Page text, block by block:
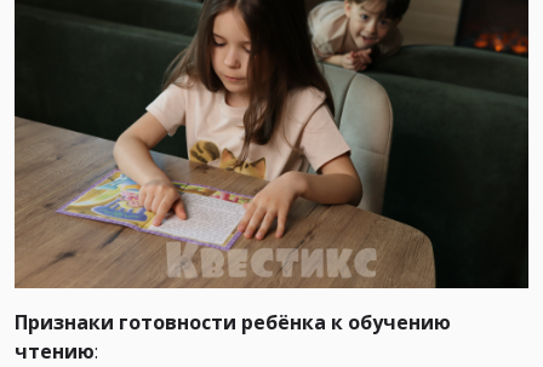
Признаки готовности ребёнка к обучению
чтению: